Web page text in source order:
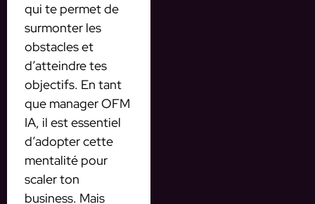
qui te permet de
surmonter les
obstacles et
d’atteindre tes
objectifs. En tant
que manager OFM
IA, il est essentiel
d’adopter cette
mentalité pour
scaler ton
business. Mais